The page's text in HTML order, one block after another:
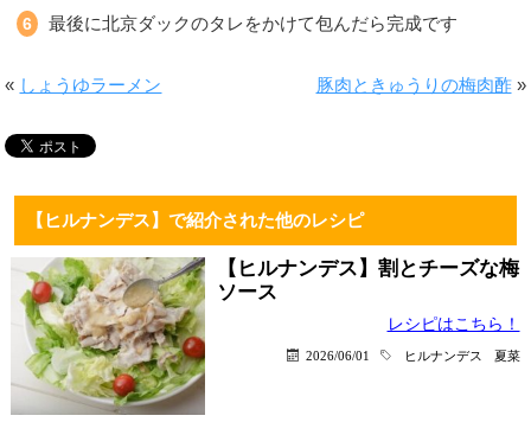
最後に北京ダックのタレをかけて包んだら完成です
« しょうゆラーメン 豚肉ときゅうりの梅肉酢»
【ヒルナンデス】で紹介された他のレシピ
【ヒルナンデス】割とチーズな梅
ソース
レシピはこちら！
2026/06/01 ヒルナンデス 夏菜